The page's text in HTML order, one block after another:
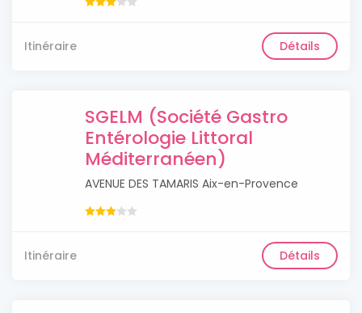
Itinéraire Détails
SGELM (Société Gastro
Entérologie Littoral
Méditerranéen)
AVENUE DES TAMARIS Aix-en-Provence
Itinéraire Détails